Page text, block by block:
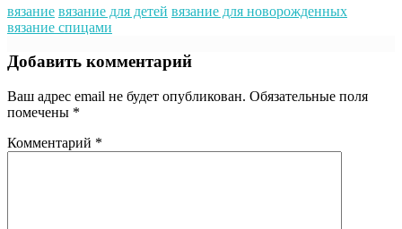
вязание вязание для детей вязание для новорожденных
вязание спицами
Добавить комментарий
Ваш адрес email не будет опубликован. Обязательные поля
помечены *
Комментарий *